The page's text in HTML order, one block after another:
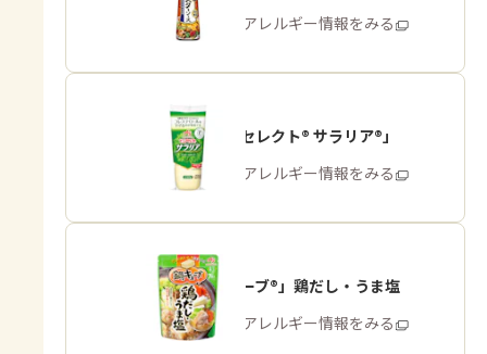
商品・アレルギー情報をみる
「ピュアセレクト® サラリア®」
商品・アレルギー情報をみる
「鍋キューブ®」鶏だし・うま塩
商品・アレルギー情報をみる